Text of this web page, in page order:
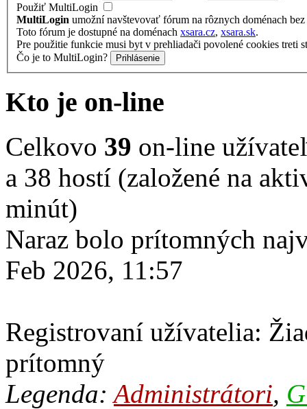
Použiť MultiLogin
MultiLogin umožní navštevovať fórum na rôznych doménach
Toto fórum je dostupné na doménach xsara.cz, xsara.sk.
Pre použitie funkcie musi byt v prehliadači povolené cookies treti
Čo je to MultiLogin?
Kto je on-line
Celkovo 39 on-line
a 38 hostí (založené na
minút)
Naraz bolo prítomných
Feb 2026, 11:57
Registrovaní užívatelia:
prítomný
Legenda:Administrátori,